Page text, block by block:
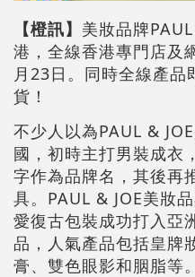
【橙訊】 美妝品牌
港，全線香港專門店及
月23日。同時全線產
貨！
不少人以為PAUL &
國，初時主打男裝成衣
字作為品牌名，其後再
具。PAUL & JOE美妝
愛復古包裝成功打入亞
品，人氣產品包括皇牌
膏、雙色眼影和胭脂等。